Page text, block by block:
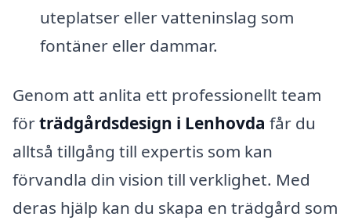
uteplatser eller vatteninslag som
fontäner eller dammar.
Genom att anlita ett professionellt team
förträdgårdsdesign i Lenhovda får du
alltså tillgång till expertis som kan
förvandla din vision till verklighet. Med
deras hjälp kan du skapa en trädgård som